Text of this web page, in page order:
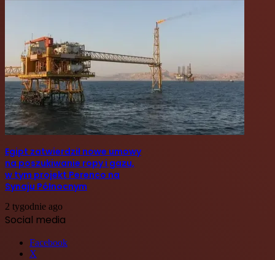
Egipt zatwierdził nowe umowy
na poszukiwanie ropy i gazu,
w tym projekt Perenco na
Synaju Północnym
2 tygodnie ago
Social media
Facebook
X